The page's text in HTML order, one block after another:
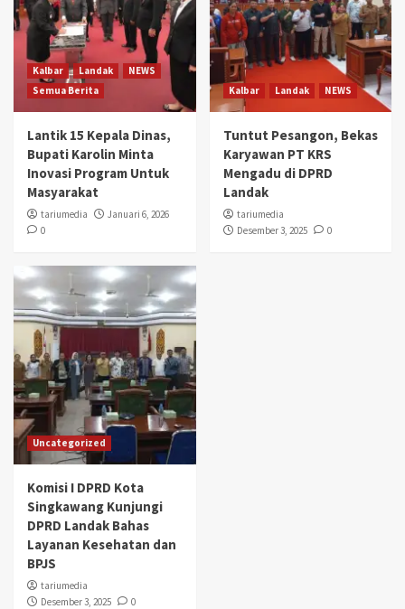
Kalbar Landak
NEWS
Semua Berita
Lantik 15 Kepala Dinas,
Bupati Karolin Minta
Inovasi Program Untuk
Masyarakat
tariumedia
Januari 6, 2026
0
Kalbar Landak NEWS
Tuntut Pesangon, Bekas
Karyawan PT KRS
Mengadu di DPRD
Landak
tariumedia
Desember 3, 2025
0
Uncategorized
Komisi I DPRD Kota
Singkawang Kunjungi
DPRD Landak Bahas
Layanan Kesehatan dan
BPJS
tariumedia
Desember 3, 2025
0